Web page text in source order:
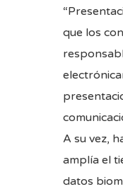
que los
A su vez,
amplía el
datos